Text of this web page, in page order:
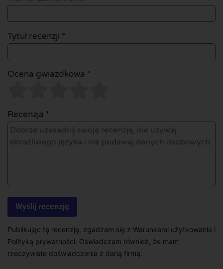
Tytuł recenzji *
Ocena gwiazdkowa *
Recenzja *
Publikując tę recenzję, zgadzam się z Warunkami użytkowania i
Polityką prywatności. Oświadczam również, że mam
rzeczywiste doświadczenia z daną firmą.